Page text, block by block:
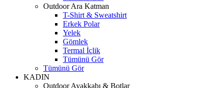
Outdoor Ara Katman
T-Shirt & Sweatshirt
Erkek Polar
Yelek
Gömlek
Termal İçlik
Tümünü Gör
Tümünü Gör
KADIN
Outdoor Ayakkabı & Botlar